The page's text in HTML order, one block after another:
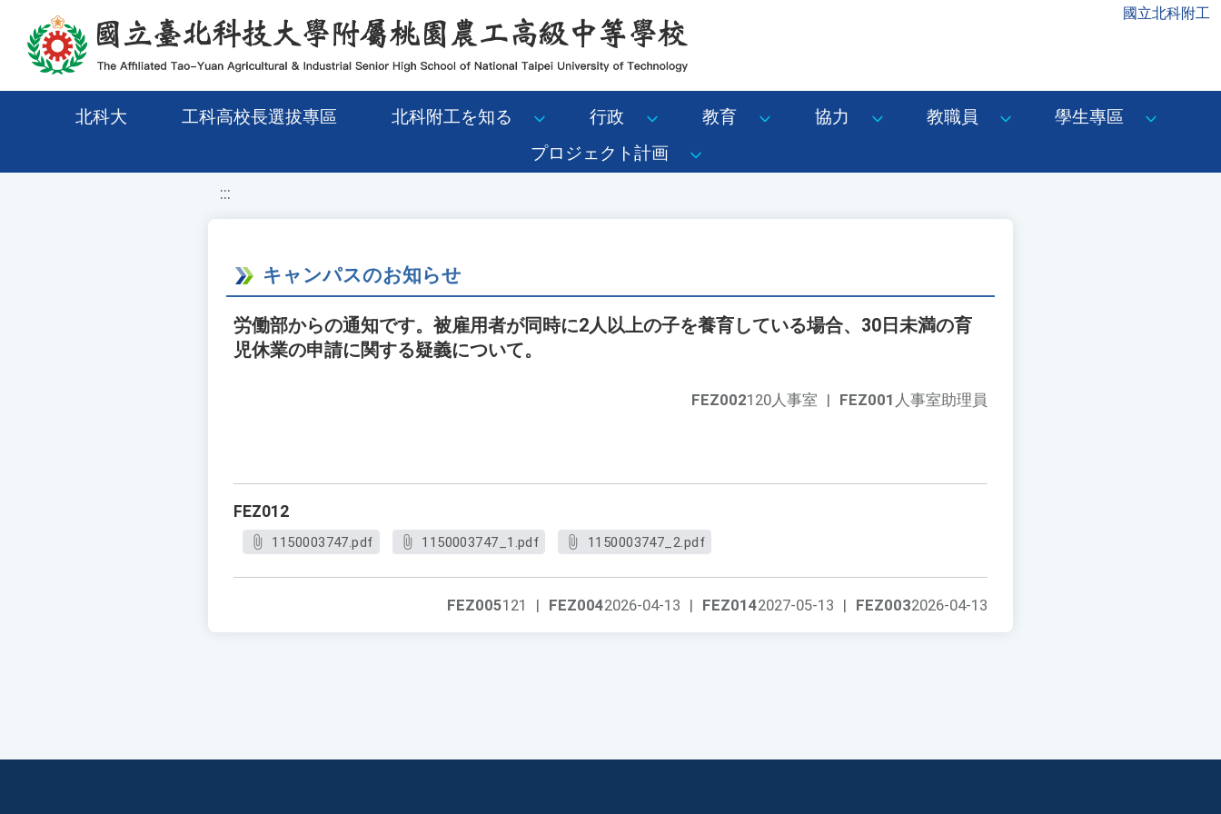
移至網頁之主要內容區位置 國立北科附工
北科大 工科高校長選拔專區 北科附工を知る 行政 教育 協力 教職員
學生專區
プロジェクト計画
:::
キャンパスのお知らせ
労働部からの通知です。被雇用者が同時に2人以上の子を養育している場合、30日未満の育
児休業の申請に関する疑義について。
FEZ001 人事室助理員
FEZ002120人事室 |
FEZ012
1150003747.pdf 1150003747_1.pdf 1150003747_2.pdf
FEZ0032026-04-13
FEZ0142027-05-13 |
FEZ0042026-04-13 |
FEZ005121 |